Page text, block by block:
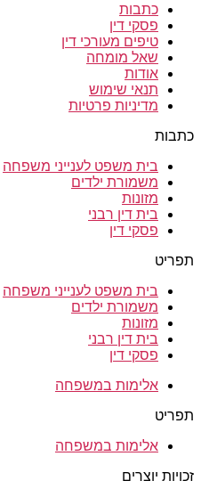
כתבות
פסקי דין
טיפים מעורכי דין
שאל מומחה
אודות
תנאי שימוש
מדיניות פרטיות
כתבות
בית משפט לענייני משפחה
משמורת ילדים
מזונות
בית דין רבני
פסקי דין
תפריט
בית משפט לענייני משפחה
משמורת ילדים
מזונות
בית דין רבני
פסקי דין
אלימות במשפחה
תפריט
אלימות במשפחה
זכויות יוצרים